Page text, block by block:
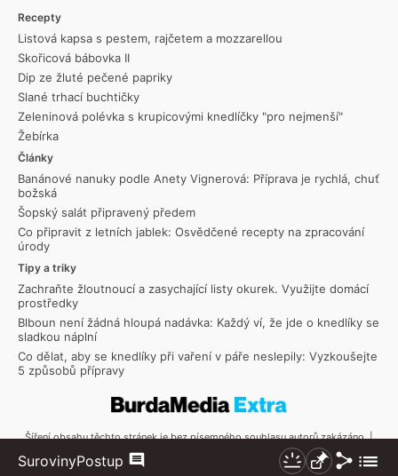
SurovinyPostup Komentáře Nezhasínat
Připnout
Sdílet
Recepty
Listová kapsa s pestem, rajčetem a mozzarellou
Skořicová bábovka II
Dip ze žluté pečené papriky
Slané trhací buchtičky
Zeleninová polévka s krupicovými knedlíčky "pro nejmenší"
Žebírka
Články
Banánové nanuky podle Anety Vignerová: Příprava je rychlá, chuť
božská
Šopský salát připravený předem
Co připravit z letních jablek: Osvědčené recepty na zpracování
úrody
Tipy a triky
Zachraňte žloutnoucí a zasychající listy okurek. Využijte domácí
prostředky
Blboun není žádná hloupá nadávka: Každý ví, že jde o knedlíky se
sladkou náplní
Co dělat, aby se knedlíky při vaření v páře neslepily: Vyzkoušejte
5 způsobů přípravy
Šíření obsahu těchto stránek je bez písemného souhlasu autorů zakázáno. |